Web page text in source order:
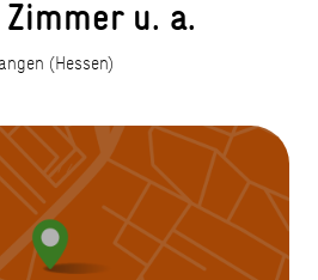
u. a.
(Hessen)